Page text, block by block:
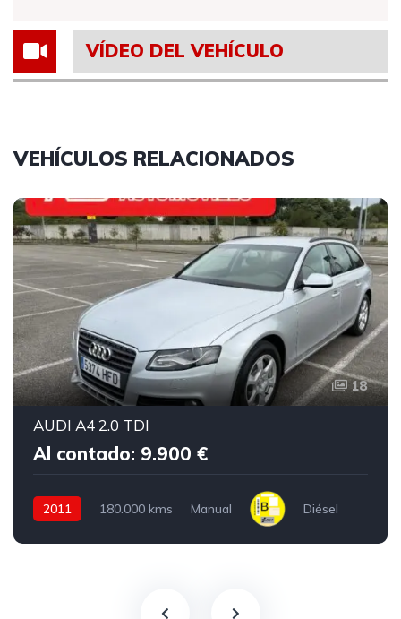
VÍDEO DEL VEHÍCULO
VEHÍCULOS RELACIONADOS
18
AUDI A4 2.0 TDI
Al contado: 9.900 €
2011 180.000 kms Manual Diésel